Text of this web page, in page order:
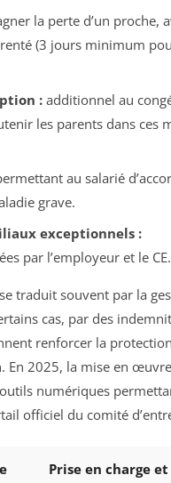
la perte d’un proche,
(3 jours minimum
:additionnel au
les parents dans ces
au salarié
grave.
exceptionnels :
par l’employeur et le CE.
traduit souvent par la
cas, par des
renforcer la
En 2025, la mise en
numériques
officiel du comité
Prise en charge et